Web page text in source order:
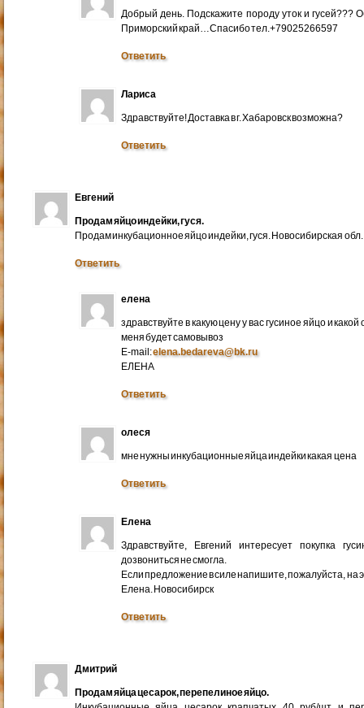
Добрый день. Подскажите породу уток и гусей???
Приморский край…Спасибо тел.+79025266597
Ответить
Лариса
Здравствуйте! Доставка в г. Хабаровск возможна?
Ответить
Евгений
Продам яйцо индейки, гуся.
Продам инкубационное яйцо индейки, гуся. Новосибирская
Ответить
елена
здравствуйте в какую цену у вас гусиное яйцо и
меня будет самовывоз
E-mail:elena.bedareva@bk.ru
ЕЛЕНА
Ответить
олеся
мне нужны инкубационные яйца индейки какая цена
Ответить
Елена
Здравствуйте, Евгений интересует покупка
дозвониться не смогла.
Если предложение в силе напишите, пожалуйста, на
Елена. Новосибирск
Ответить
Дмитрий
Продам яйца цесарок, перепелиное яйцо.